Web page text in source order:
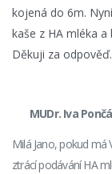
kojená do 6m.
kaše z HA mléka
Děkuji za odpověď.
MUDr. Iva
Milá Jano, pokud má
ztrácí podávání HA